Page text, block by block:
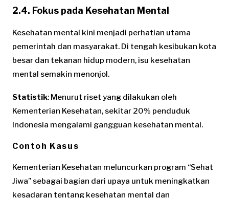
2.4. Fokus pada Kesehatan Mental
Kesehatan mental kini menjadi perhatian utama
pemerintah dan masyarakat. Di tengah kesibukan kota
besar dan tekanan hidup modern, isu kesehatan
mental semakin menonjol.
Statistik: Menurut riset yang dilakukan oleh
Kementerian Kesehatan, sekitar 20% penduduk
Indonesia mengalami gangguan kesehatan mental.
Contoh Kasus
Kementerian Kesehatan meluncurkan program “Sehat
Jiwa” sebagai bagian dari upaya untuk meningkatkan
kesadaran tentang kesehatan mental dan